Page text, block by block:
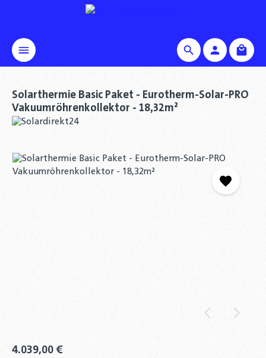
Solarthermie Basic Paket - Eurotherm-Solar-PRO
Vakuumröhrenkollektor - 18,32m²
Bildergalerie überspringen
4.039,00 €